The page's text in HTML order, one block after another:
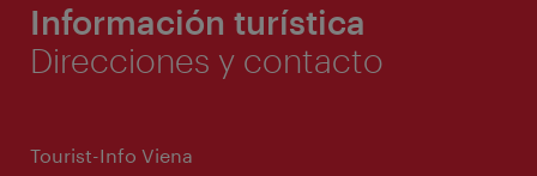
Información turística
Direcciones y contacto
Tourist-Info Viena